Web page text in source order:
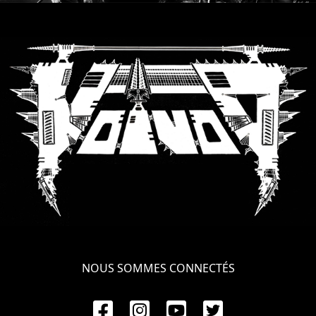
ANARCHY
LOST
MACHINE
NOTHINGFACE
DIMENSION
HATROSS
NOUS SOMMES CONNECTÉS